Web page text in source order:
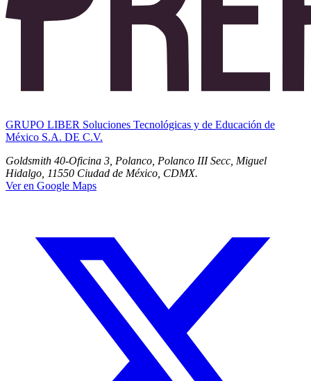
GRUPO LIBER Soluciones Tecnológicas y de Educación de
México S.A. DE C.V.
Goldsmith 40-Oficina 3, Polanco, Polanco III Secc, Miguel
Hidalgo, 11550 Ciudad de México, CDMX.
Ver en Google Maps